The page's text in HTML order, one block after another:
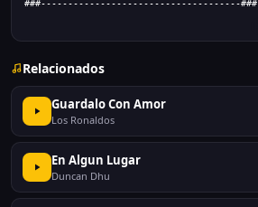
###-------------------------------------###
Relacionados
Guardalo Con Amor
Los Ronaldos
En Algun Lugar
Duncan Dhu